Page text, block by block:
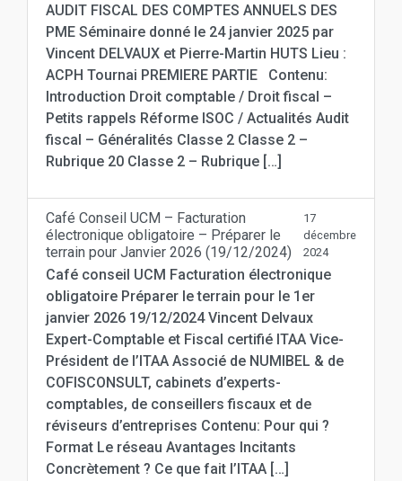
AUDIT FISCAL DES COMPTES ANNUELS DES
PME Séminaire donné le 24 janvier 2025 par
Vincent DELVAUX et Pierre-Martin HUTS Lieu :
ACPH Tournai PREMIERE PARTIE Contenu:
Introduction Droit comptable / Droit fiscal –
Petits rappels Réforme ISOC / Actualités Audit
fiscal – Généralités Classe 2 Classe 2 –
Rubrique 20 Classe 2 – Rubrique […]
Café Conseil UCM – Facturation
électronique obligatoire – Préparer le
terrain pour Janvier 2026 (19/12/2024)
17
décembre
2024
Café conseil UCM Facturation électronique
obligatoire Préparer le terrain pour le 1er
janvier 2026 19/12/2024 Vincent Delvaux
Expert-Comptable et Fiscal certifié ITAA Vice-
Président de l’ITAA Associé de NUMIBEL & de
COFISCONSULT, cabinets d’experts-
comptables, de conseillers fiscaux et de
réviseurs d’entreprises Contenu: Pour qui ?
Format Le réseau Avantages Incitants
Concrètement ? Ce que fait l’ITAA […]